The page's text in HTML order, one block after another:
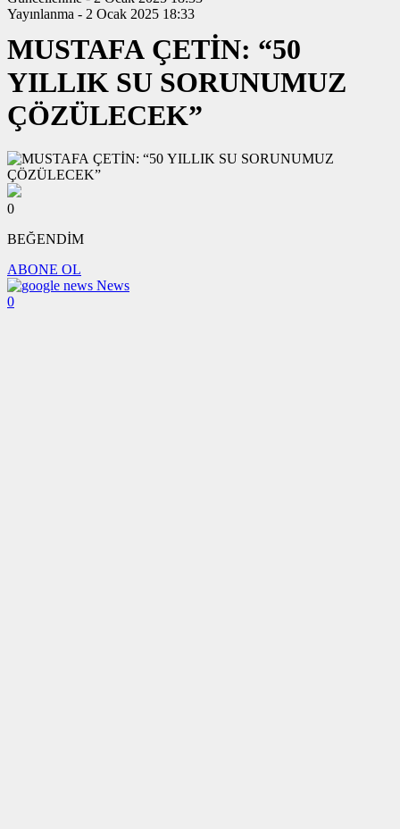
Yayınlanma - 2 Ocak 2025 18:33
MUSTAFA ÇETİN: “50
YILLIK SU SORUNUMUZ
ÇÖZÜLECEK”
0
BEĞENDİM
ABONE OL
News
0